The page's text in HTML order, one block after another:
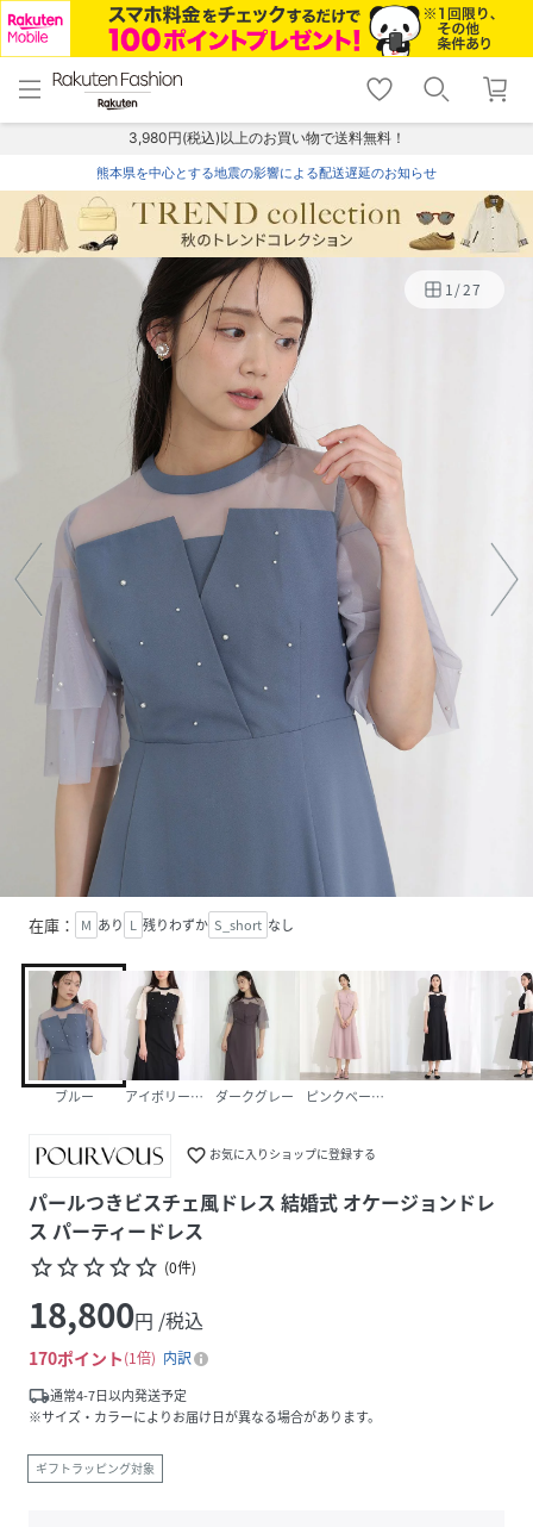
menu home
トップ
shopping_cart lock_outline
ログイン
3,980円(税込)以上のお買い物で送料無料！
熊本県を中心とする地震の影響による配送遅延のお知らせ
1/27
在庫： M あり L 残りわずか S_short なし
ブルー アイボリー×ブラックダークグレー ピンクベージュ
favorite_border お気に入りショップに登録する
パールつきビスチェ風ドレス 結婚式 オケージョンドレ
ス パーティードレス
star_borderstar_borderstar_borderstar_borderstar_border (0件)
18,800円 /税込
170ポイント 1倍
内訳
local_shipping通常4-7日以内発送予定
※サイズ・カラーによりお届け日が異なる場合があります。
ギフトラッピング対象